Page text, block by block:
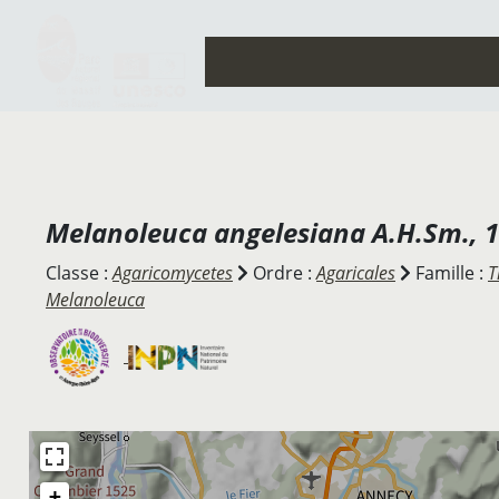
Melanoleuca angelesianaA.H.Sm.,
Classe :Agaricomycetes Ordre :Agaricales Famille :
Melanoleuca